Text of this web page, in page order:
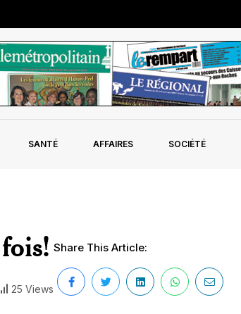
SANTÉ AFFAIRES SOCIÉTÉ
25 Views
Share This Article: